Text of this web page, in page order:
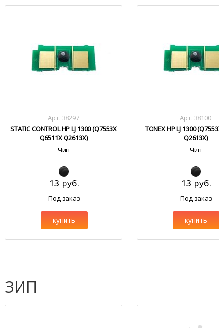
Арт. 38297
STATIC CONTROL HP LJ 1300 (Q7553X
Q6511X Q2613X)
Чип
13 руб.
Под заказ
купить
Арт. 38100
TONEX HP LJ 1300
Q2613X)
Чип
13 руб.
Под заказ
купить
ЗИП